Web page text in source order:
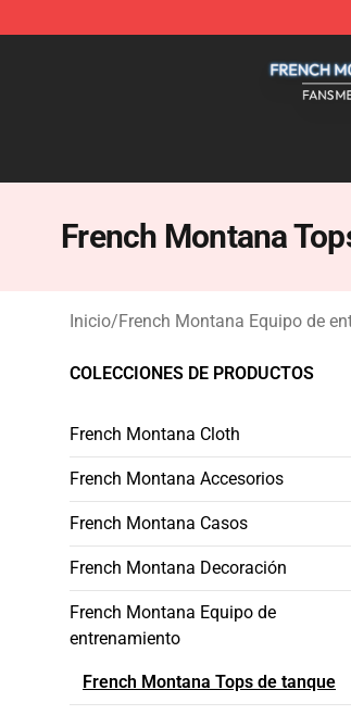
French Montana
Inicio/French Montana Equipo de
COLECCIONES DE PRODUCTOS
French Montana Cloth
French Montana Accesorios
French Montana Casos
French Montana Decoración
French Montana Equipo de
entrenamiento
French Montana Tops de tanque